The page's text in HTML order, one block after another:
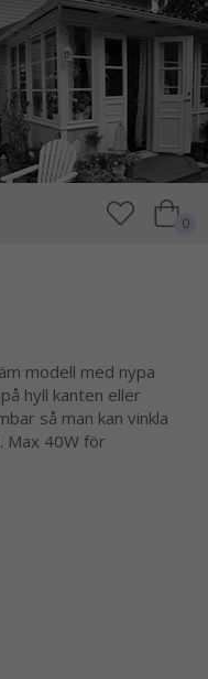
0
modell med nypa
hyll kanten eller
så man kan vinkla
Max 40W för